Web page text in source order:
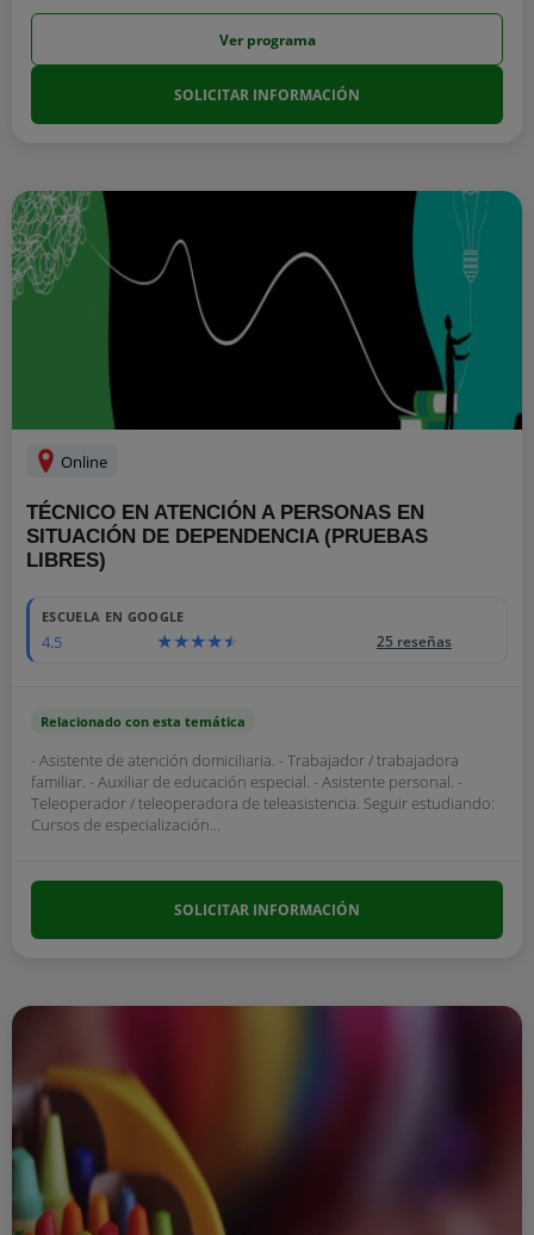
Ver programa
SOLICITAR INFORMACIÓN
Online
TÉCNICO EN ATENCIÓN A PERSONAS EN
SITUACIÓN DE DEPENDENCIA (PRUEBAS
LIBRES)
ESCUELA EN GOOGLE
4.5 25 reseñas
Relacionado con esta temática
- Asistente de atención domiciliaria. - Trabajador / trabajadora
familiar. - Auxiliar de educación especial. - Asistente personal. -
Teleoperador / teleoperadora de teleasistencia. Seguir estudiando:
Cursos de especialización...
SOLICITAR INFORMACIÓN